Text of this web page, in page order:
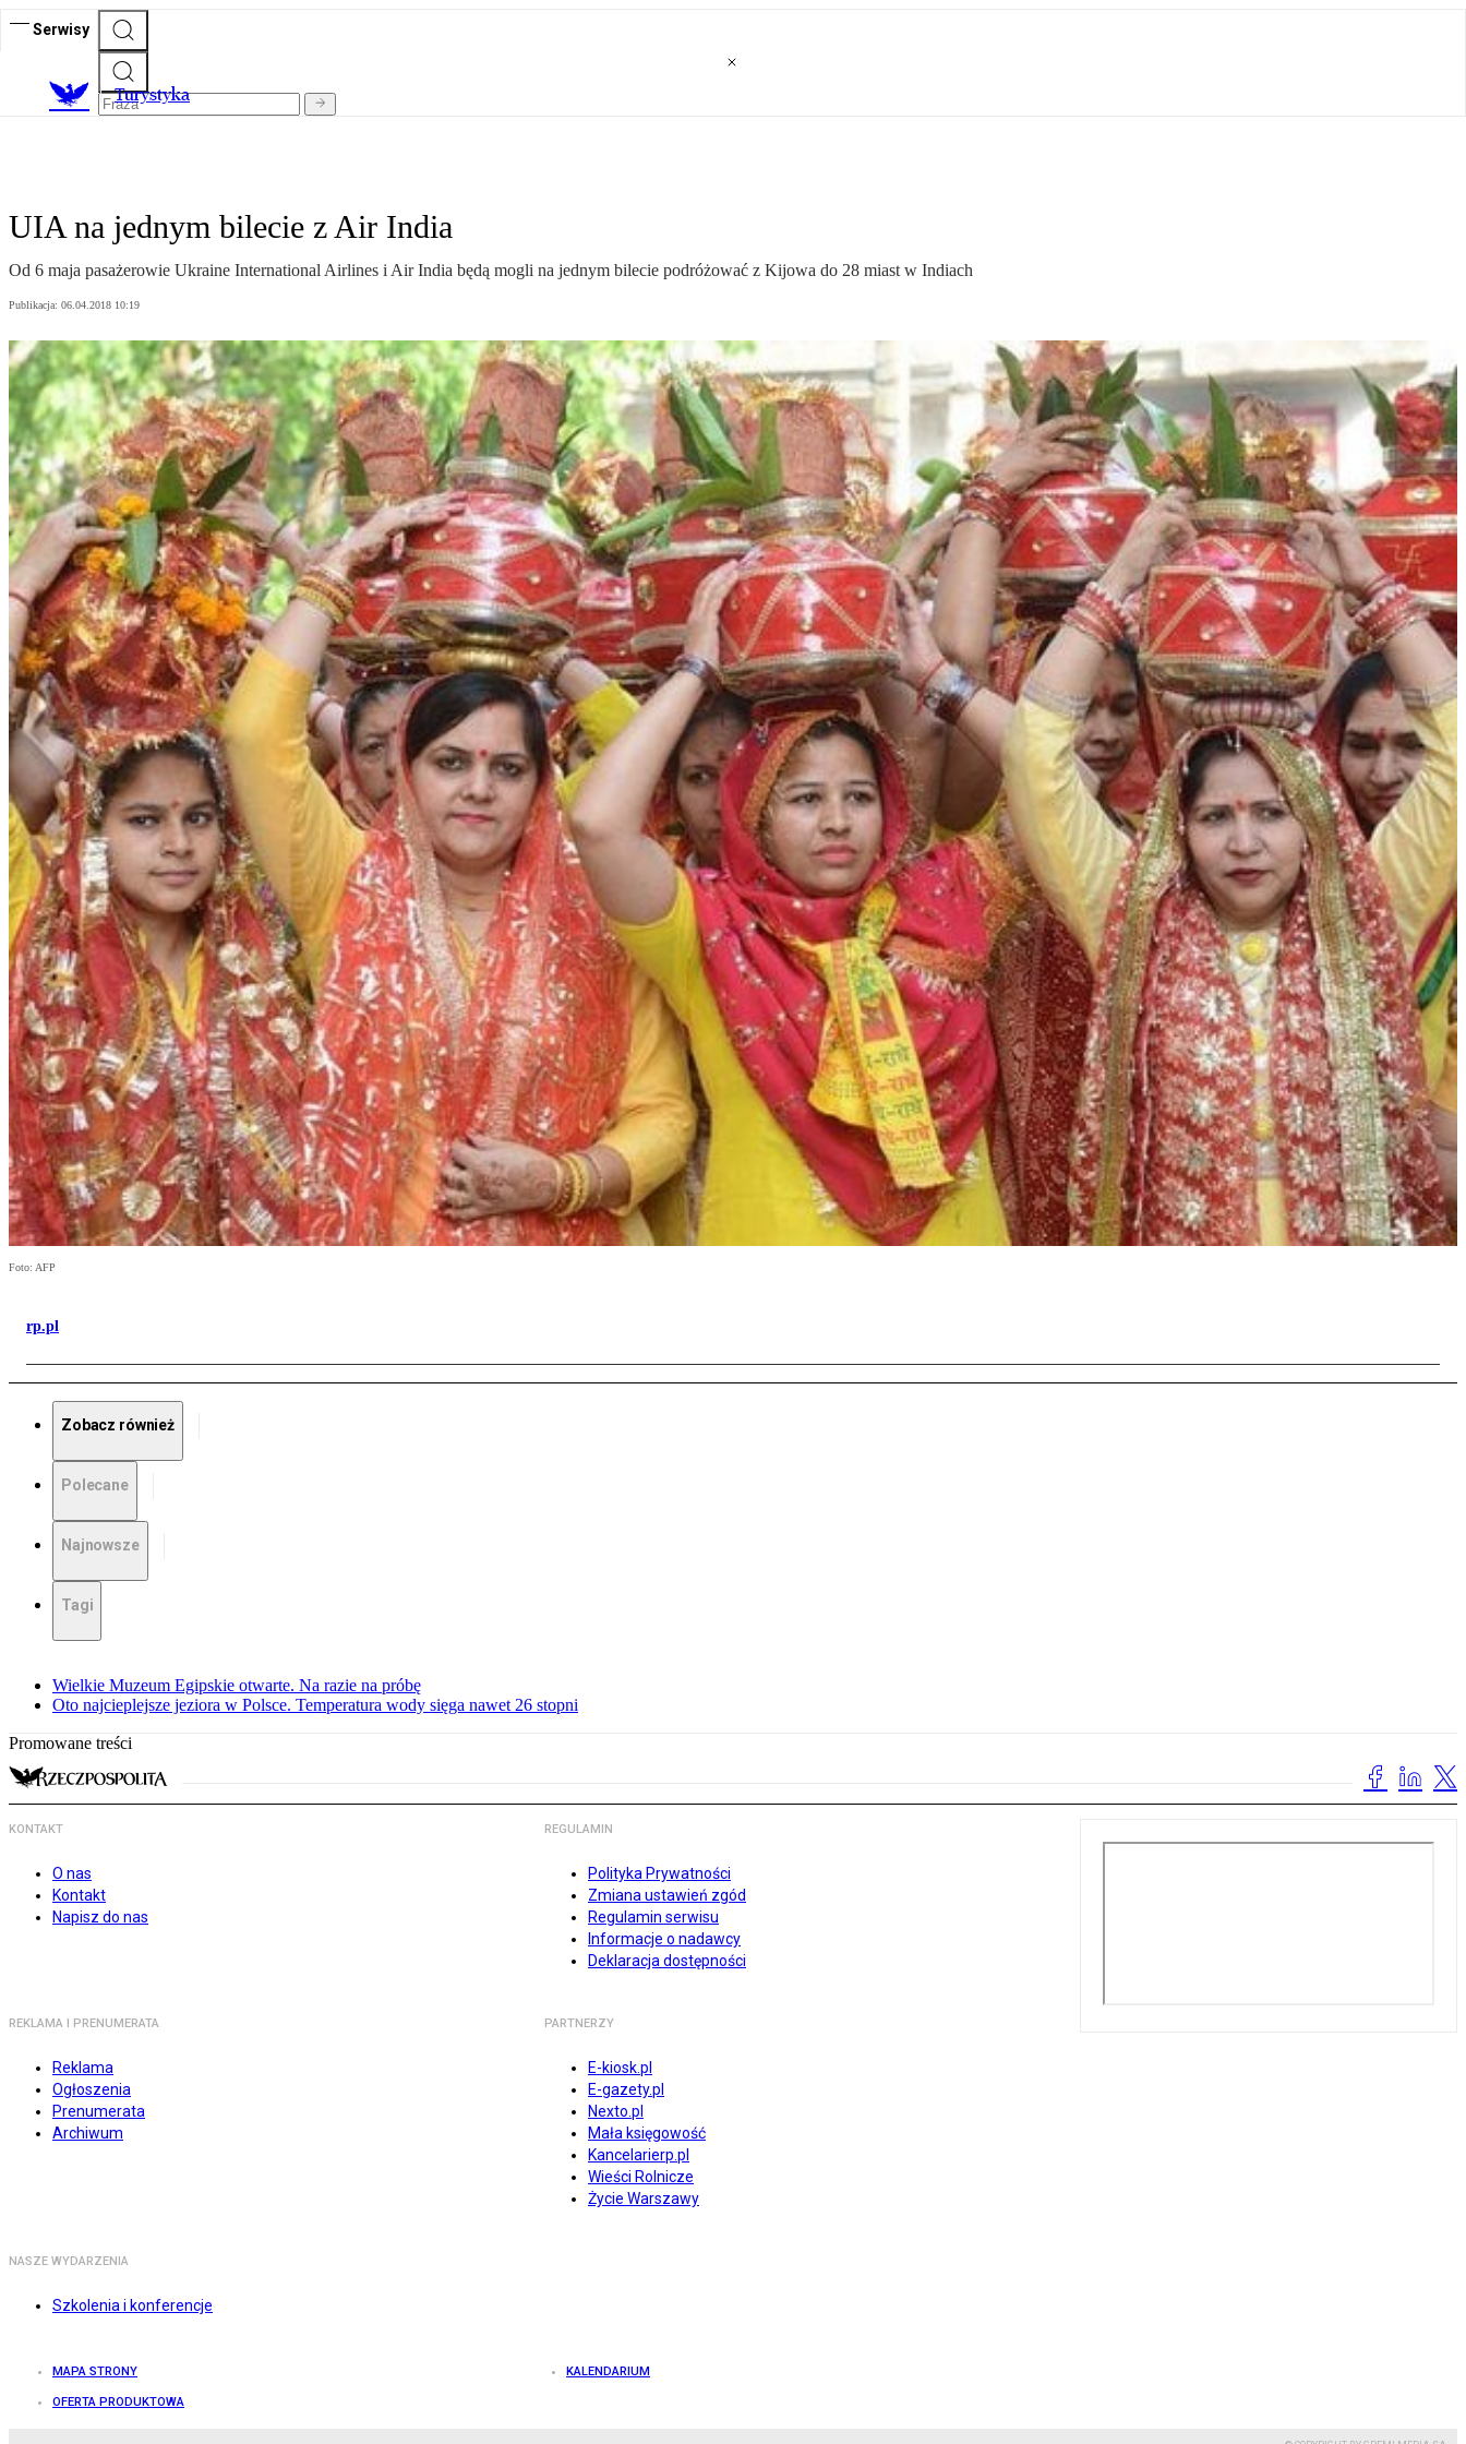
Serwisy
Turystyka
UIA na jednym bilecie z Air India
Od 6 maja pasażerowie Ukraine International Airlines i Air India będą mogli na jednym bilecie podróżować z Kijowa do 28 miast w Indiach
Publikacja: 06.04.2018 10:19
Foto: AFP
rp.pl
Zobacz również
Polecane
Najnowsze
Tagi
Wielkie Muzeum Egipskie otwarte. Na razie na próbę
Oto najcieplejsze jeziora w Polsce. Temperatura wody sięga nawet 26 stopni
Promowane treści
KONTAKT
O nas
Kontakt
Napisz do nas
REGULAMIN
Polityka Prywatności
Zmiana ustawień zgód
Regulamin serwisu
Informacje o nadawcy
Deklaracja dostępności
REKLAMA I PRENUMERATA
Reklama
Ogłoszenia
Prenumerata
Archiwum
PARTNERZY
E-kiosk.pl
E-gazety.pl
Nexto.pl
Mała księgowość
Kancelarierp.pl
Wieści Rolnicze
Życie Warszawy
NASZE WYDARZENIA
Szkolenia i konferencje
MAPA STRONY KALENDARIUM
OFERTA PRODUKTOWA